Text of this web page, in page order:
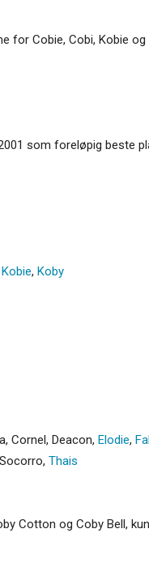
for Cobie, Cobi, Kobie
som foreløpig beste
Kobie, Koby
, Cornel, Deacon, Elodie,
Socorro, Thais
Cotton og Coby Bell,